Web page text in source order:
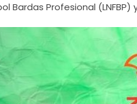
Bardas Profesional